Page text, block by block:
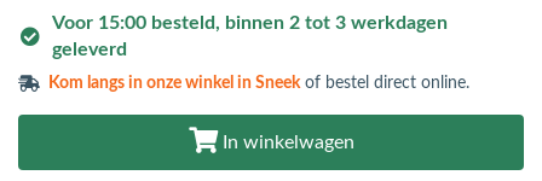
Voor 15:00 besteld, binnen 2 tot 3 werkdagen
geleverd
Kom langs inonze winkel in Sneek of bestel direct online.
In winkelwagen